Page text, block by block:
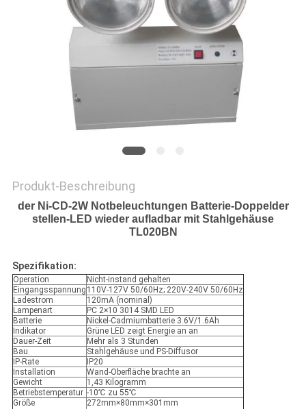
Produkt-Beschreibung
der Ni-CD-2W Notbeleuchtungen Batterie-Doppelder
stellen-LED wieder aufladbar mit Stahlgehäuse
TL020BN
Spezifikation:
Operation
Nicht-instand gehalten
Eingangsspannung 110V-127V 50/60Hz; 220V-240V 50/60Hz
Ladestrom
120mA (nominal)
Lampenart
PC 2×10 3014 SMD LED
Batterie
Nickel-Cadmiumbatterie 3.6V/1.6Ah
Indikator
Grüne LED zeigt Energie an an
Dauer-Zeit
Mehr als 3 Stunden
Bau
Stahlgehäuse und PS-Diffusor
IP-Rate
IP20
Installation
Wand-Oberfläche brachte an
Gewicht
1,43 Kilogramm
Betriebstemperatur -10℃ zu 55℃
Größe
272mm×80mm×301mm